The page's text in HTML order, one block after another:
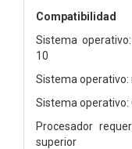
Compatibilidad
Sistema
10
Sistema operativo:
Sistema operativo:
Procesador
superior